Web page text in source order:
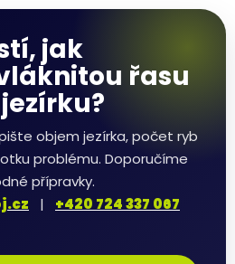
jak
řasu
objem jezírka, počet ryb
problému. Doporučíme
přípravky.
| +420 724 337 067